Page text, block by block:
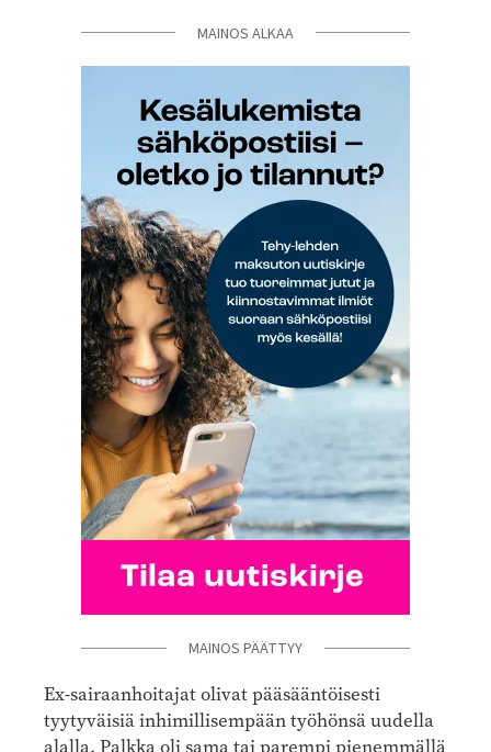
MAINOS ALKAA
MAINOS PÄÄTTYY
Ex-sairaanhoitajat olivat pääsääntöisesti
tyytyväisiä inhimillisempään työhönsä uudella